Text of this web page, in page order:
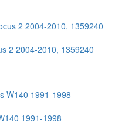
2 2004-2010, 1359240
1991-1998